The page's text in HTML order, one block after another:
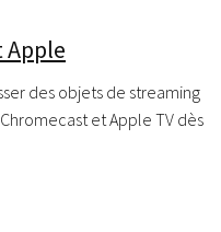
Apple
des objets de streaming
et Apple TV dès